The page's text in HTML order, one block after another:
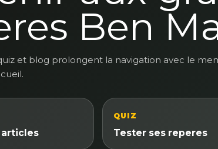
Ben
et blog prolongent la navigation avec le
articles
QUIZ
Tester ses reperes